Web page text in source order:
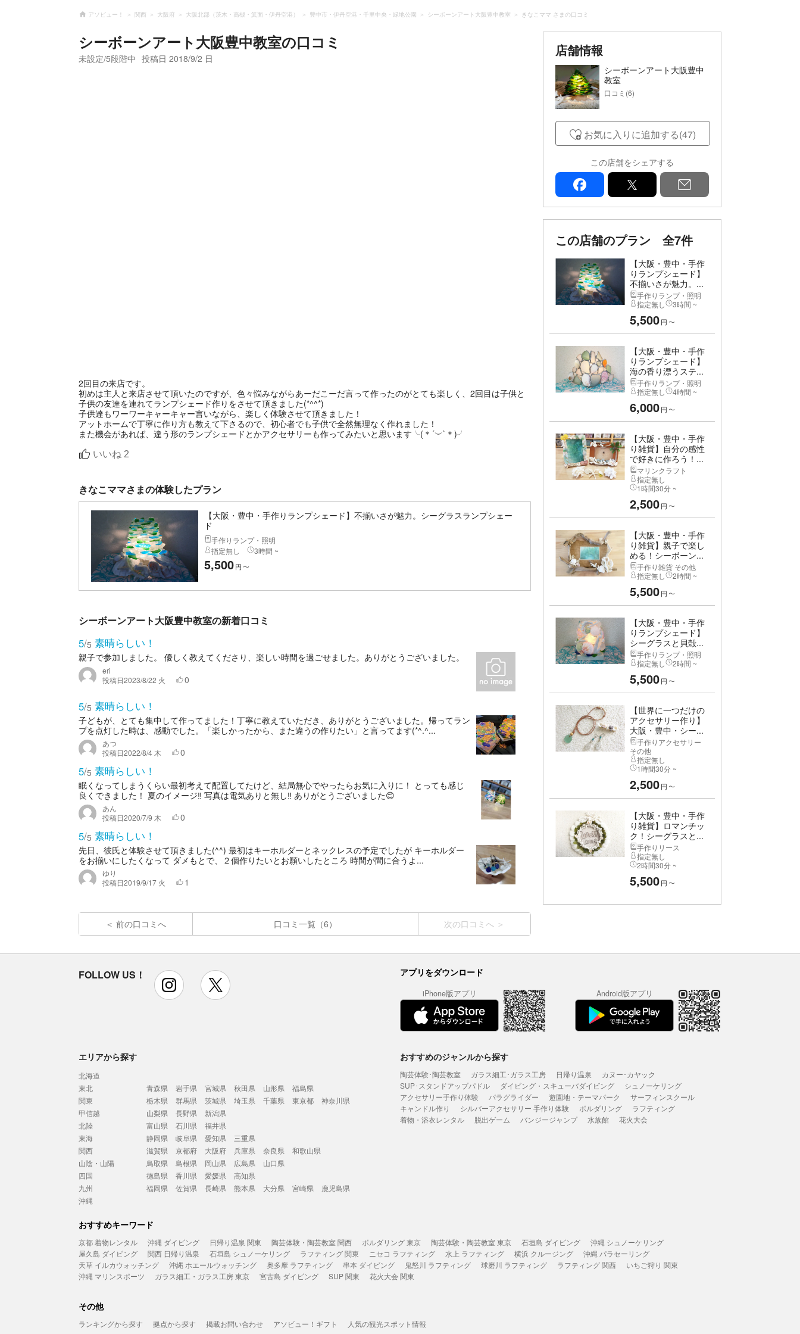
アソビュー！ 関西 大阪府 大阪北部（茨木・高槻・箕面・伊丹空港） 豊中市・伊丹空港・千里中央・緑地公園 シーボーンアート大阪豊中教室 きなこママ さまの口コミ
シーボーンアート大阪豊中教室の口コミ
未設定/5段階中 投稿日 2018/9/2 日
2回目の来店です。
初めは主人と来店させて頂いたのですが、色々悩みながらあーだこーだ言って作ったのがとても楽しく、2回目は子供と
子供の友達を連れてランプシェード作りをさせて頂きました(*^^*)
子供達もワーワーキャーキャー言いながら、楽しく体験させて頂きました！
アットホームで丁寧に作り方も教えて下さるので、初心者でも子供で全然無理なく作れました！
また機会があれば、違う形のランプシェードとかアクセサリーも作ってみたいと思います╰(＊´︶`＊)╯
いいね 2
きなこママさまの体験したプラン
【大阪・豊中・手作りランプシェード】不揃いさが魅力。シーグラスランプシェー
ド
手作りランプ・照明
指定無し
3時間 ~
5,500円 〜
シーボーンアート大阪豊中教室の新着口コミ
5/5 素晴らしい！
親子で参加しました。 優しく教えてくださり、楽しい時間を過ごせました。ありがとうございました。
eri
投稿日2023/8/22 火 0
5/5 素晴らしい！
子どもが、とても集中して作ってました！丁寧に教えていただき、ありがとうございました。帰ってラン
プを点灯した時は、感動でした。「楽しかったから、また違うの作りたい」と言ってます(*^.^...
あつ
投稿日2022/8/4 木 0
5/5 素晴らしい！
眠くなってしまうくらい最初考えて配置してたけど、結局無心でやったらお気に入りに！ とっても感じ
良くできました！ 夏のイメージ‼︎ 写真は電気ありと無し‼︎ ありがとうございました😊
あん
投稿日2020/7/9 木 0
5/5 素晴らしい！
先日、彼氏と体験させて頂きました(^^) 最初はキーホルダーとネックレスの予定でしたが キーホルダー
をお揃いにしたくなって ダメもとで、２個作りたいとお願いしたところ 時間が間に合うよ...
ゆり
投稿日2019/9/17 火 1
前の口コミへ 口コミ一覧（6） 次の口コミへ
店舗情報
シーボーンアート大阪豊中
教室
口コミ(6)
お気に入りに追加する(47)
この店舗をシェアする
facebook
この店舗のプラン 全7件
【大阪・豊中・手作
りランプシェード】
不揃いさが魅力。...
手作りランプ・照明
指定無し
3時間 ~
5,500円 〜
【大阪・豊中・手作
りランプシェード】
海の香り漂うステ...
手作りランプ・照明
指定無し
4時間 ~
6,000円 〜
【大阪・豊中・手作
り雑貨】自分の感性
で好きに作ろう！...
マリンクラフト
指定無し
1時間30分 ~
2,500円 〜
【大阪・豊中・手作
り雑貨】親子で楽し
める！シーボーン...
手作り雑貨 その他
指定無し
2時間 ~
5,500円 〜
【大阪・豊中・手作
りランプシェード】
シーグラスと貝殻...
手作りランプ・照明
指定無し
2時間 ~
5,500円 〜
【世界に一つだけの
アクセサリー作り】
大阪・豊中・シー...
手作りアクセサリー
その他
指定無し
1時間30分 ~
2,500円 〜
【大阪・豊中・手作
り雑貨】ロマンチッ
ク！シーグラスと...
手作りリース
指定無し
2時間30分 ~
5,500円 〜
FOLLOW US！ instagram アプリをダウンロード
iPhone版アプリ Android版アプリ
エリアから探す
北海道
東北
青森県 岩手県 宮城県 秋田県 山形県
福島県
関東
栃木県 群馬県 茨城県 埼玉県 千葉県 東京都
神奈川県
甲信越
山梨県 長野県
新潟県
北陸
富山県 石川県
福井県
東海
静岡県 岐阜県 愛知県
三重県
関西
滋賀県 京都府 大阪府 兵庫県 奈良県
和歌山県
山陰・山陽
鳥取県 島根県 岡山県 広島県
山口県
四国
徳島県 香川県 愛媛県
高知県
九州
福岡県 佐賀県 長崎県 熊本県 大分県 宮崎県
鹿児島県
沖縄
おすすめのジャンルから探す
陶芸体験･陶芸教室 ガラス細工･ガラス工房 日帰り温泉
カヌー･カヤック
SUP･スタンドアップパドル
ダイビング・スキューバダイビング
シュノーケリング
アクセサリー手作り体験
パラグライダー 遊園地・テーマパーク
サーフィンスクール
キャンドル作り
シルバーアクセサリー 手作り体験 ボルダリング
ラフティング
着物・浴衣レンタル
脱出ゲーム バンジージャンプ 水族館 花火大会
おすすめキーワード
京都 着物レンタル 沖縄 ダイビング 日帰り温泉 関東 陶芸体験・陶芸教室 関西 ボルダリング 東京 陶芸体験・陶芸教室 東京 石垣島 ダイビング
沖縄 シュノーケリング
屋久島 ダイビング
関西 日帰り温泉 石垣島 シュノーケリング ラフティング 関東 ニセコ ラフティング 水上 ラフティング 横浜 クルージング
沖縄 パラセーリング
天草 イルカウォッチング
沖縄 ホエールウォッチング 奥多摩 ラフティング 串本 ダイビング 鬼怒川 ラフティング 球磨川 ラフティング ラフティング 関西
いちご狩り 関東
沖縄 マリンスポーツ
ガラス細工・ガラス工房 東京 宮古島 ダイビング SUP 関東 花火大会 関東
その他
ランキングから探す 拠点から探す 掲載お問い合わせ アソビュー！ギフト 人気の観光スポット情報